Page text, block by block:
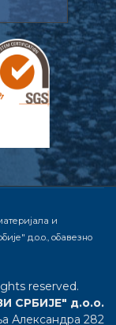
и
д.о.о., обавезно
rights reserved.
СРБИЈЕ" д.о.о.
Александра 282